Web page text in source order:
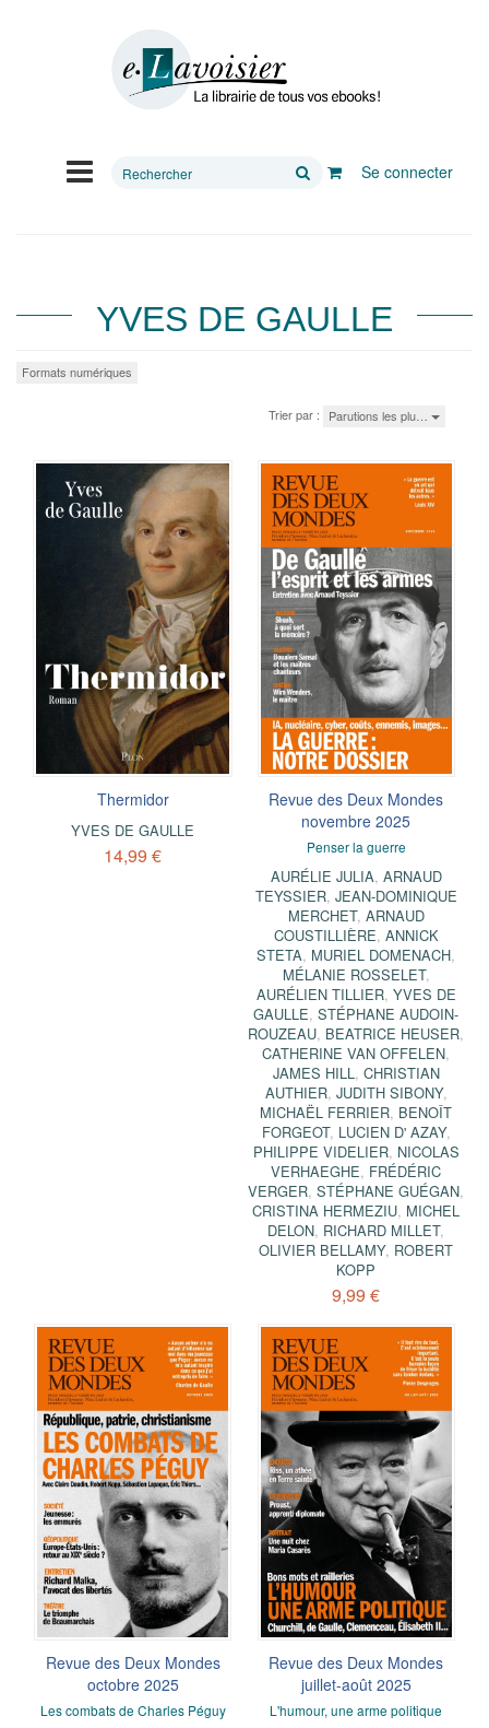
Rechercher
Se connecter
YVES DE GAULLE
Formats numériques
Trier par : Parutions les plu…
Thermidor
YVES DE GAULLE
14,99 €
Revue des Deux Mondes
novembre 2025
Penser la guerre
AURÉLIE JULIA, ARNAUD
TEYSSIER, JEAN-DOMINIQUE
MERCHET, ARNAUD
COUSTILLIÈRE, ANNICK
STETA, MURIEL DOMENACH,
MÉLANIE ROSSELET,
AURÉLIEN TILLIER, YVES DE
GAULLE,STÉPHANE AUDOIN-
ROUZEAU, BEATRICE HEUSER,
CATHERINE VAN OFFELEN,
JAMES HILL, CHRISTIAN
AUTHIER, JUDITH SIBONY,
MICHAËL FERRIER, BENOÎT
FORGEOT, LUCIEN D' AZAY,
PHILIPPE VIDELIER, NICOLAS
VERHAEGHE, FRÉDÉRIC
VERGER,STÉPHANE GUÉGAN,
CRISTINA HERMEZIU, MICHEL
DELON, RICHARD MILLET,
OLIVIER BELLAMY, ROBERT
KOPP
9,99 €
Revue des Deux Mondes
octobre 2025
Les combats de Charles Péguy
Revue des Deux Mondes
juillet-août 2025
L'humour, une arme politique